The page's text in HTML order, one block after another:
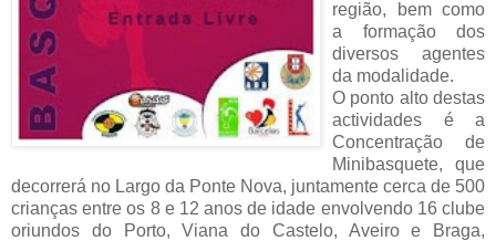
região, bem como
a formação dos
diversos agentes
da modalidade.
O ponto alto destas
actividades é a
Concentração de
Minibasquete, que
decorrerá no Largo da Ponte Nova, juntamente cerca de 500
crianças entre os 8 e 12 anos de idade envolvendo 16 clube
oriundos do Porto, Viana do Castelo, Aveiro e Braga,